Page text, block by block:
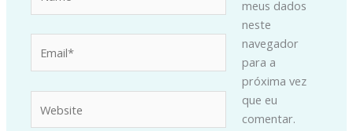
meus dados
neste
navegador
para a
próxima vez
que eu
comentar.